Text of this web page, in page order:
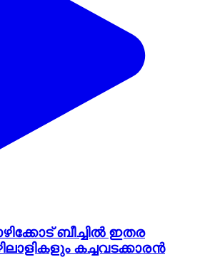
ബീച്ചിൽ ഇതര
കച്ചവടക്കാരൻ